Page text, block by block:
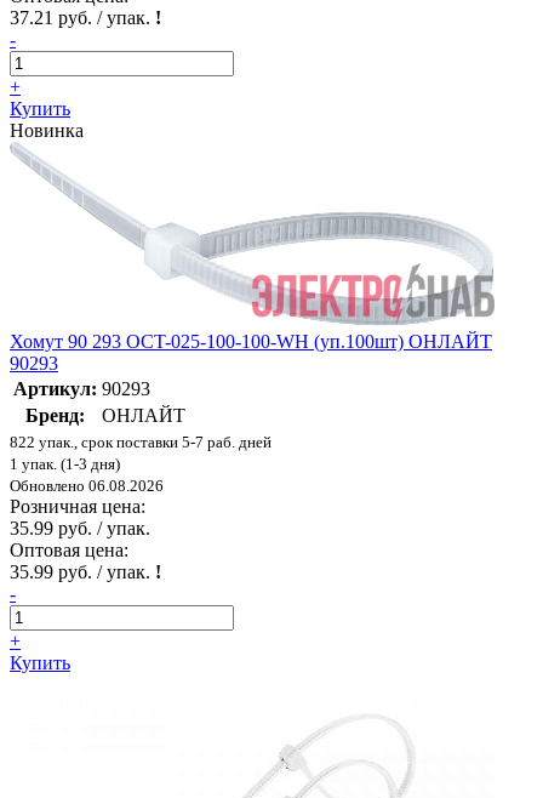
37.21 руб. / упак. !
-
+
Купить
Новинка
Хомут 90 293 OCT-025-100-100-WH (уп.100шт) ОНЛАЙТ
90293
Артикул: 90293
Бренд:
ОНЛАЙТ
822 упак., срок поставки 5-7 раб. дней
1 упак. (1-3 дня)
Обновлено 06.08.2026
Розничная цена:
35.99 руб. / упак.
Оптовая цена:
35.99 руб. / упак. !
-
+
Купить